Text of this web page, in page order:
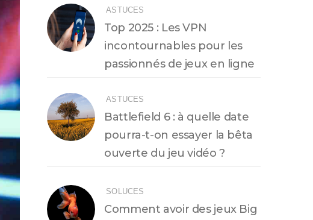
ASTUCES
Top 2025 : Les VPN
incontournables pour les
passionnés de jeux en ligne
ASTUCES
Battlefield 6 : à quelle date
pourra-t-on essayer la bêta
ouverte du jeu vidéo ?
SOLUCES
Comment avoir des jeux Big